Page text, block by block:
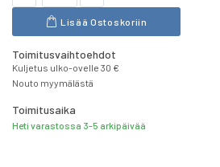
Lisää Ostoskoriin
Toimitusvaihtoehdot
Kuljetus ulko-ovelle 30 €
Nouto myymälästä
Toimitusaika
Heti varastossa 3-5 arkipäivää